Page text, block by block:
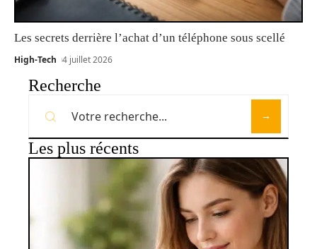
Les secrets derrière l’achat d’un téléphone sous scellé
High-Tech 4 juillet 2026
Recherche
Les plus récents